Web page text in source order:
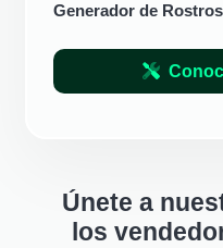
Generador de
Únete a
los